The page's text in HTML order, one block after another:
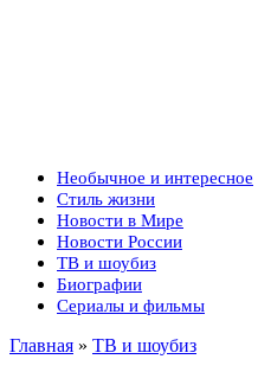
Необычное и интересное
Стиль жизни
Новости в Мире
Новости России
ТВ и шоубиз
Биографии
Сериалы и фильмы
Главная » ТВ и шоубиз